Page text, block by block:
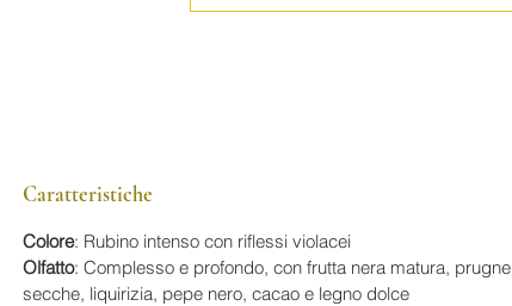
Gorgonzola and other fatty cheeses. An
Caratteristiche
Colore: Rubino intenso con riflessi violacei
Olfatto: Complesso e profondo, con frutta nera matura, prugne
secche, liquirizia, pepe nero, cacao e legno dolce